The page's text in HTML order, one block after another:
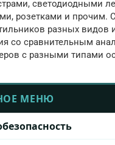
светодиодными
розетками и прочим.
разных видов
со сравнительным
с разными типами
МЕНЮ